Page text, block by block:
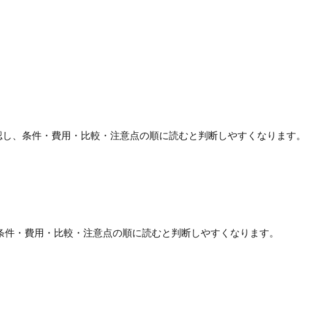
、条件・費用・比較・注意点の順に読むと判断しやすくなります。
・費用・比較・注意点の順に読むと判断しやすくなります。